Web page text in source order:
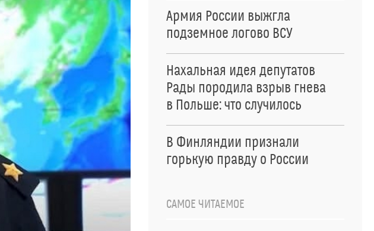
Армия России выжгла
подземное логово ВСУ
Нахальная идея депутатов
Рады породила взрыв гнева
в Польше: что случилось
В Финляндии признали
горькую правду о России
САМОЕ ЧИТАЕМОЕ